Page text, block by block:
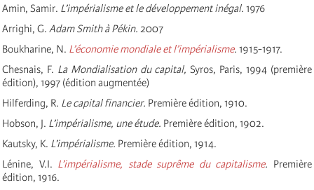
Amin, Samir. L’impérialisme et le développement inégal. 1976
Arrighi, G. Adam Smith à Pékin. 2007
Boukharine, N. L’économie mondiale et l’impérialisme. 1915-1917.
Chesnais, F. La Mondialisation du capital,Syros, Paris, 1994 (première
édition), 1997 (édition augmentée)
Hilferding, R. Le capital financier. Première édition, 1910.
Hobson, J. L’impérialisme, une étude. Première édition, 1902.
Kautsky, K. L’impérialisme. Première édition, 1914.
Lénine, V.I. L’impérialisme, stade suprême du capitalisme. Première
édition, 1916.